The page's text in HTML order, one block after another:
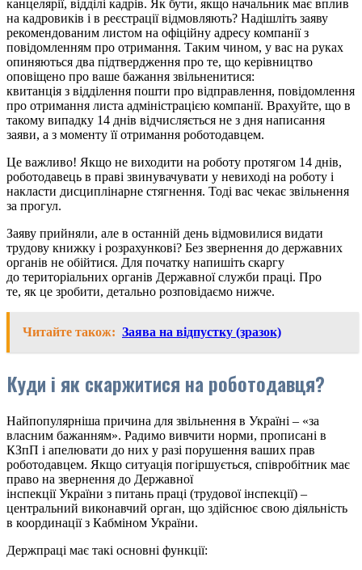
канцелярії, відділі кадрів. Як бути, якщо начальник має вплив
на кадровиків і в реєстрації відмовляють? Надішліть заяву
рекомендованим листом на офіційну адресу компанії з
повідомленням про отримання. Таким чином, у вас на руках
опиняються два підтвердження про те, що керівництво
оповіщено про ваше бажання звільненитися:
квитанція з відділення пошти про відправлення, повідомлення
про отримання листа адміністрацією компанії. Врахуйте, що в
такому випадку 14 днів відчисляється не з дня написання
заяви, а з моменту її отримання роботодавцем.
Це важливо! Якщо не виходити на роботу протягом 14 днів,
роботодавець в праві звинувачувати у невиході на роботу і
накласти дисциплінарне стягнення. Тоді вас чекає звільнення
за прогул.
Заяву прийняли, але в останній день відмовилися видати
трудову книжку і розрахункові? Без звернення до державних
органів не обійтися. Для початку напишіть скаргу
до територіальних органів Державної служби праці. Про
те, як це зробити, детально розповідаємо нижче.
Читайте також: Заява на відпустку (зразок)
Куди і як скаржитися на роботодавця?
Найпопулярніша причина для звільнення в Україні – «за
власним бажанням». Радимо вивчити норми, прописані в
КЗпП і апелювати до них у разі порушення ваших прав
роботодавцем. Якщо ситуація погіршується, співробітник має
право на звернення до Державної
інспекції України з питань праці (трудової інспекції) –
центральний виконавчий орган, що здійснює свою діяльність
в координації з Кабміном України.
Держпраці має такі основні функції: